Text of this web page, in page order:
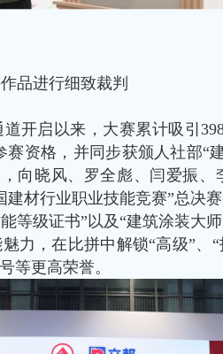
品进行细致裁判
道开启以来，大赛累计吸引
赛资格，并同步获颁人社部“
向晓风、罗全彪、闫爱振、
建材行业职业技能竞赛”总决
等级证书”以及“建筑涂装大
力，在比拼中解锁“高级”、
等更高荣誉。